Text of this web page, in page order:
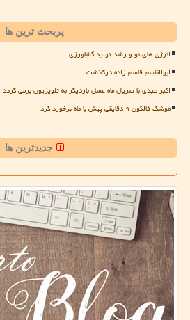
پربحث ترین ها
انرژی های نو و رشد تولید کشاورزی
ابوالقاسم قاسم زاده درگذشت
اکبر عبدی با سریال ماه عسل باردیگر به تلویزیون برمی گردد
موشک فالکون ۹ دقایقی پیش با ماه برخورد کرد
جدیدترین ها